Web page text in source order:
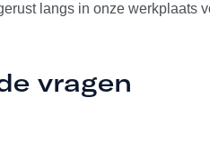
langs in onze werkplaats
vragen